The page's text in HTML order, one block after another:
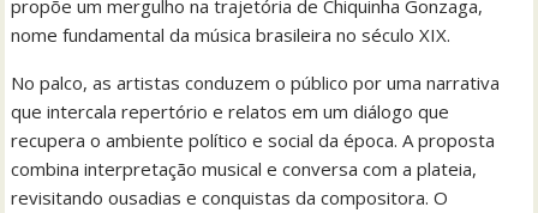
propõe um mergulho na trajetória de Chiquinha Gonzaga,
nome fundamental da música brasileira no século XIX.
No palco, as artistas conduzem o público por uma narrativa
que intercala repertório e relatos em um diálogo que
recupera o ambiente político e social da época. A proposta
combina interpretação musical e conversa com a plateia,
revisitando ousadias e conquistas da compositora. O